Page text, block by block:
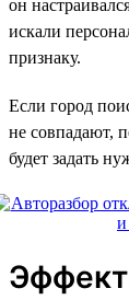
он
искали
признаку.
Если город
не совпадают,
будет задать